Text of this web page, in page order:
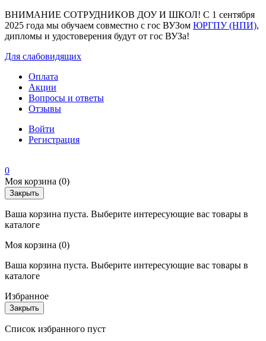
ВНИМАНИЕ СОТРУДНИКОВ ДОУ И ШКОЛ! С 1 сентября
2025 года мы обучаем совместно с гос ВУЗом ЮРГПУ (НПИ),
дипломы и удостоверения будут от гос ВУЗа!
Для слабовидящих
Оплата
Акции
Вопросы и ответы
Отзывы
Войти
Регистрация
0
Моя корзина (0)
Закрыть
Ваша корзина пуста. Выберите интересующие вас товары в
каталоге
Моя корзина (0)
Ваша корзина пуста. Выберите интересующие вас товары в
каталоге
Избранное
Закрыть
Список избранного пуст